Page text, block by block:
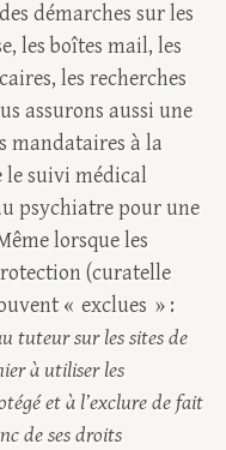
démarches sur les
les boîtes mail, les
les recherches
assurons aussi une
mandataires à la
le suivi médical
psychiatre pour une
lorsque les
(curatelle
« exclues » :
tuteur sur les sites de
à utiliser les
et à l’exclure de fait
de ses droits